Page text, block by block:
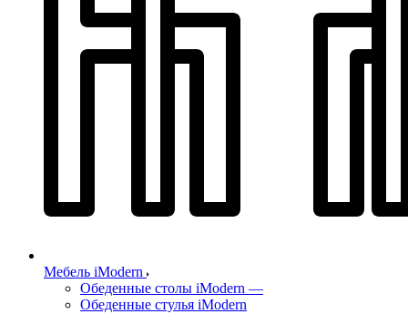
Мебель iModern
Обеденные столы iModern —
Обеденные стулья iModern